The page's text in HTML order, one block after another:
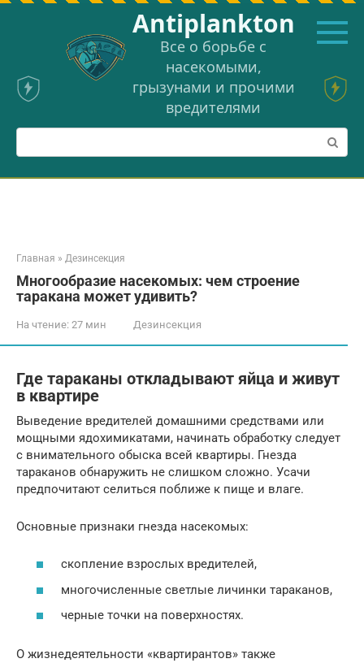
Перейти
Аntiplankton
Все о борьбе с
насекомыми,
грызунами и прочими
вредителями
Поиск:
Главная » Дезинсекция
Многообразие насекомых: чем строение
таракана может удивить?
На чтение: 27 мин Дезинсекция
Где тараканы откладывают яйца и живут
в квартире
Выведение вредителей домашними средствами или
мощными ядохимикатами, начинать обработку следует
с внимательного обыска всей квартиры. Гнезда
тараканов обнаружить не слишком сложно. Усачи
предпочитают селиться поближе к пище и влаге.
Основные признаки гнезда насекомых:
скопление взрослых вредителей,
многочисленные светлые личинки тараканов,
черные точки на поверхностях.
О жизнедеятельности «квартирантов» также